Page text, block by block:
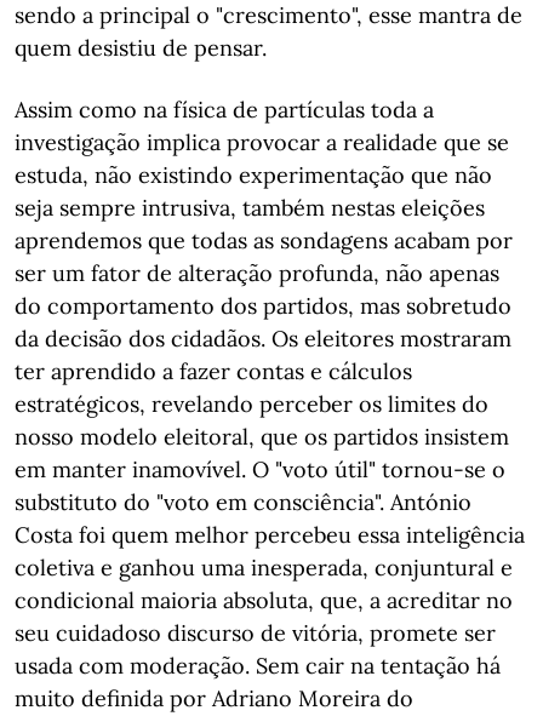
sendo a principal o "crescimento", esse mantra de
quem desistiu de pensar.
Assim como na física de partículas toda a
investigação implica provocar a realidade que se
estuda, não existindo experimentação que não
seja sempre intrusiva, também nestas eleições
aprendemos que todas as sondagens acabam por
ser um fator de alteração profunda, não apenas
do comportamento dos partidos, mas sobretudo
da decisão dos cidadãos. Os eleitores mostraram
ter aprendido a fazer contas e cálculos
estratégicos, revelando perceber os limites do
nosso modelo eleitoral, que os partidos insistem
em manter inamovível. O "voto útil" tornou-se o
substituto do "voto em consciência". António
Costa foi quem melhor percebeu essa inteligência
coletiva e ganhou uma inesperada, conjuntural e
condicional maioria absoluta, que, a acreditar no
seu cuidadoso discurso de vitória, promete ser
usada com moderação. Sem cair na tentação há
muito definida por Adriano Moreira do